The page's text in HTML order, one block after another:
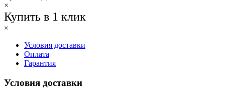
×
Купить в 1 клик
×
Условия доставки
Оплата
Гарантия
Условия доставки